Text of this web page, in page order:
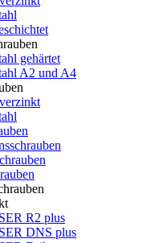
gehärtet
A2 und A4
R2 plus
DNS plus